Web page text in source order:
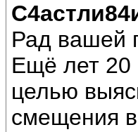
Рад вашей
Ещё лет 20
целью
смещения